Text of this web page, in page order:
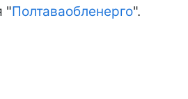
"Полтаваобленерго".